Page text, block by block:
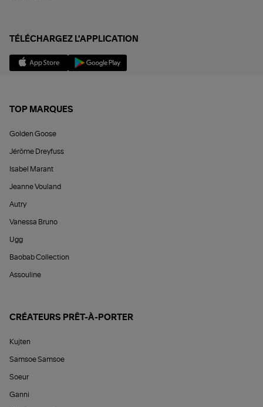
TÉLÉCHARGEZ L'APPLICATION
TOP MARQUES
Golden Goose
Jérôme Dreyfuss
Isabel Marant
Jeanne Vouland
Autry
Vanessa Bruno
Ugg
Baobab Collection
Assouline
CRÉATEURS PRÊT-À-PORTER
Kujten
Samsoe Samsoe
Soeur
Ganni